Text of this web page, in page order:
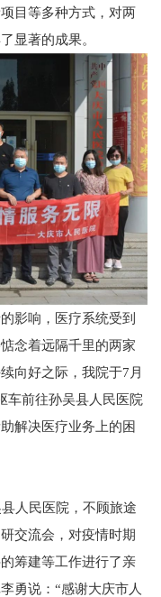
目等多种方式，对两
显著的成果。
影响，医疗系统受到
念着远隔千里的两家
向好之际，我院于7月
车前往孙吴县人民医院
解决医疗业务上的困
人民医院，不顾旅途
交流会，对疫情时期
筹建等工作进行了亲
勇说：“感谢大庆市人